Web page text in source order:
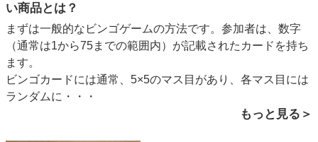
い商品とは？
まずは一般的なビンゴゲームの方法です。参加者は、数字
（通常は1から75までの範囲内）が記載されたカードを持ち
ます。
ビンゴカードには通常、5×5のマス目があり、各マス目には
ランダムに・・・
もっと見る＞